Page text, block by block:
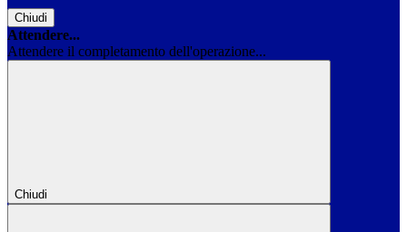
Chiudi
Attendere...
Attendere il completamento dell'operazione...
Chiudi